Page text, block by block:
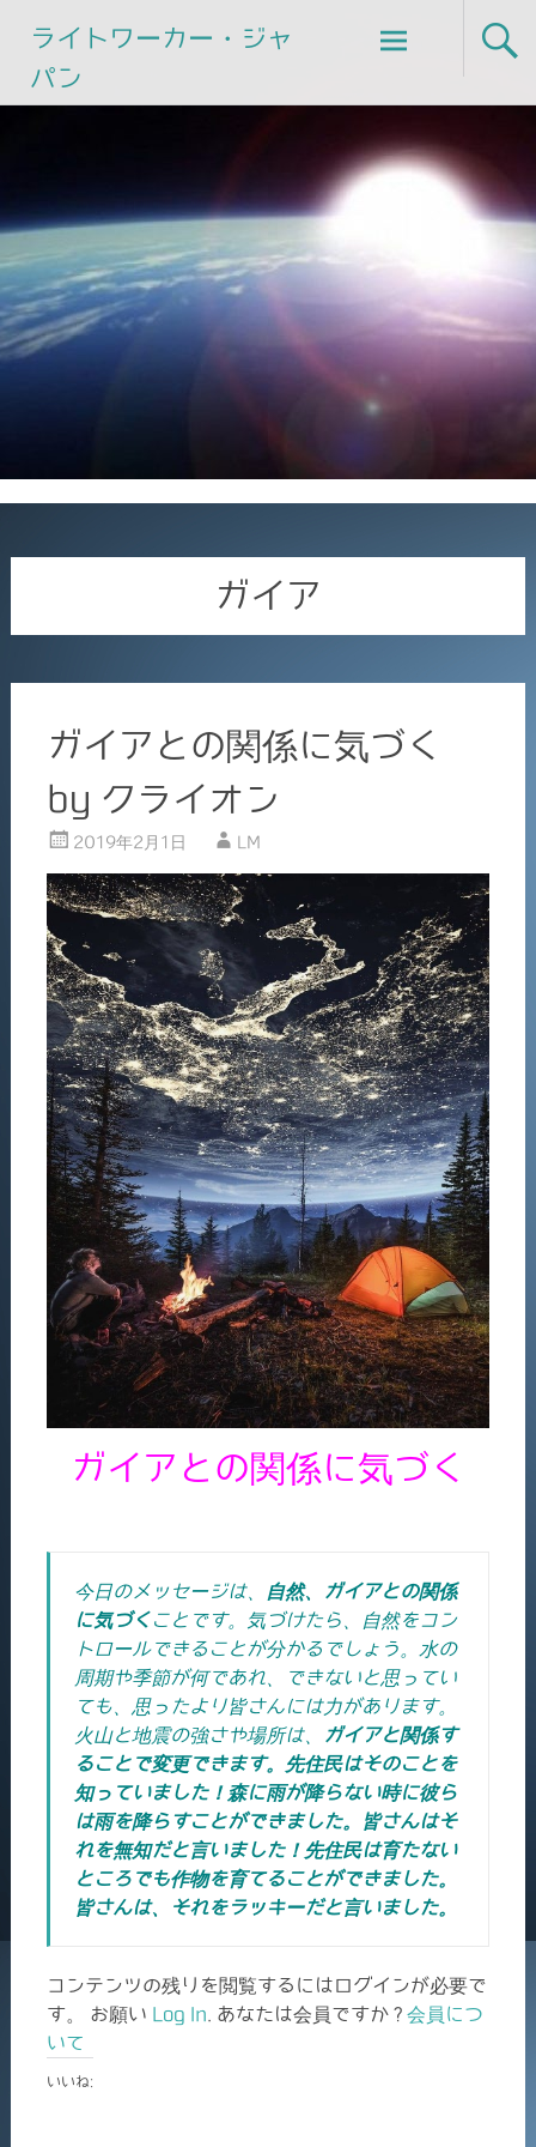
ライトワーカー・ジャ
パン
Skip
to
ガイア
ガイアとの関係に気づく
by クライオン
2019年2月1日 LM
ガイアとの関係に気づく
今日のメッセージは、
自然、ガイアとの関係
に気づくことです。気づけたら、自然をコン
トロールできることが分かるでしょう。水の
周期や季節が何であれ、できないと思ってい
ても、思ったより皆さんには力があります。
火山と地震の強さや場所は、
ガイアと関係す
ることで変更できます。先住民はそのことを
知っていました！森に雨が降らない時に彼ら
は雨を降らすことができました。皆さんはそ
れを無知だと言いました！先住民は育たない
ところでも作物を育てることができました。
皆さんは、それをラッキーだと言いました。
コンテンツの残りを閲覧するにはログインが必要で
す。 お願い Log In . あなたは会員ですか ? 会員につ
いて
いいね: